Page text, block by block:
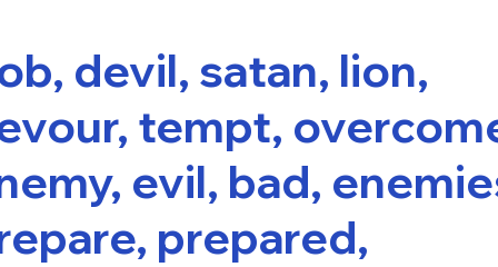
devil, satan, lion,
tempt,
evil, bad,
prepared,